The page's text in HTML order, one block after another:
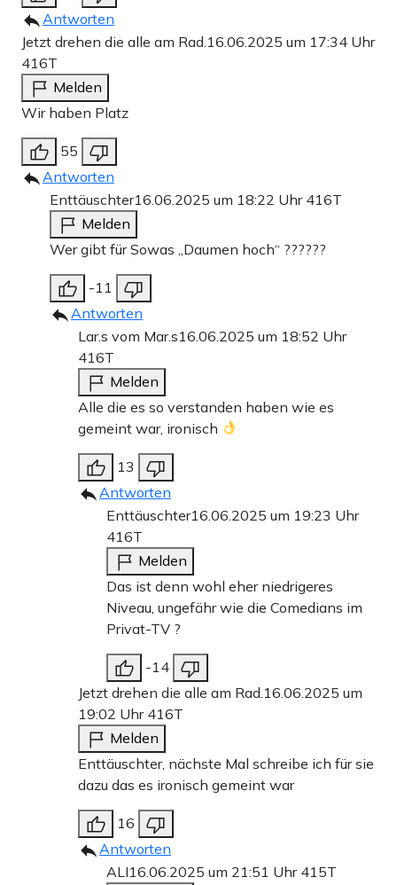
Antworten
Jetzt drehen die alle am Rad. 16.06.2025 um 17:34 Uhr
416T
Melden
Wir haben Platz
55
Antworten
Enttäuschter16.06.2025 um 18:22 Uhr 416T
Melden
Wer gibt für Sowas „Daumen hoch“ ??????
-11
Antworten
Lar.s vom Mar.s16.06.2025 um 18:52 Uhr
416T
Melden
Alle die es so verstanden haben wie es
gemeint war, ironisch
13
Antworten
Enttäuschter16.06.2025 um 19:23 Uhr
416T
Melden
Das ist denn wohl eher niedrigeres
Niveau, ungefähr wie die Comedians im
Privat-TV ?
-14
Jetzt drehen die alle am Rad. 16.06.2025 um
19:02 Uhr 416T
Melden
Enttäuschter, nächste Mal schreibe ich für sie
dazu das es ironisch gemeint war
16
Antworten
ALI16.06.2025 um 21:51 Uhr 415T